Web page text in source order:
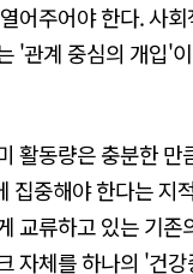
어주어야 한다. 사
'관계 중심의 개입'
활동량은 충분한 만
집중해야 한다는 지
교류하고 있는 기존
자체를 하나의 '건